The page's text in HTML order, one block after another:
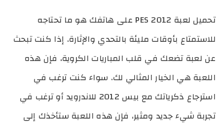
تحميل لعبة PES 2012 على هاتفك هو ما تحتاجه
للاستمتاع بأوقات مليئة بالتحدي والإثارة. إذا كنت تبحث
عن لعبة تضعك في قلب المباريات الكروية، فإن هذه
اللعبة هي الخيار المثالي لك. سواء كنت ترغب في
استرجاع ذكرياتك مع بيس 2012 للاندرويد أو ترغب في
تجربة شيء جديد ومثير، فإن هذه اللعبة ستأخذك إلى